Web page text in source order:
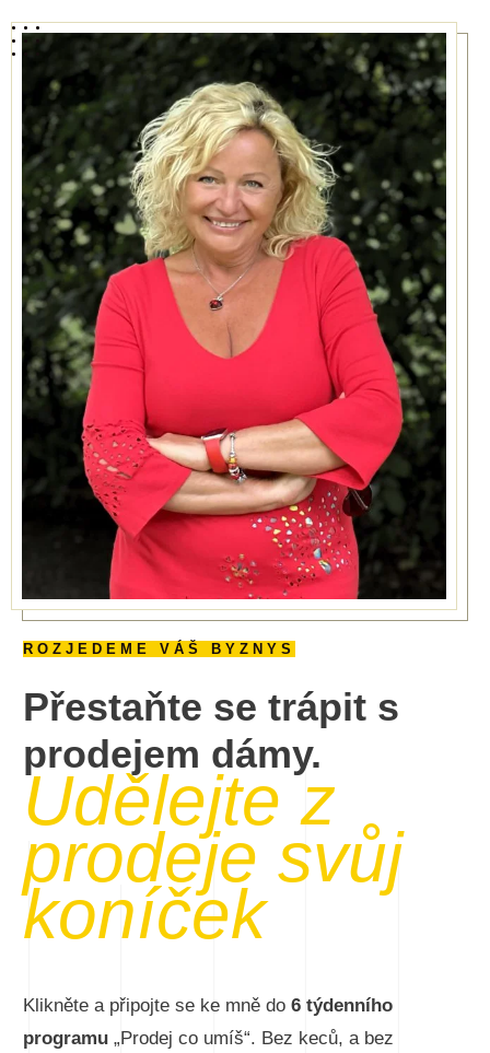
ROZJEDEME VÁŠ BYZNYS
Přestaňte se trápit s
prodejem dámy.
Udělejte z
prodeje svůj
koníček
Klikněte a připojte se ke mně do 6 týdenního
programu „Prodej co umíš“. Bez keců, a bez